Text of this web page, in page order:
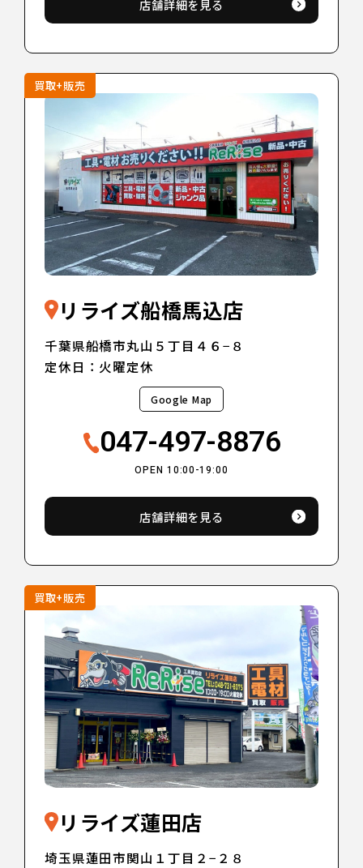
店舗詳細を見る
買取+販売
リライズ船橋馬込店
千葉県船橋市丸山５丁目４６−８
定休日：火曜定休
Google Map
047-497-8876
OPEN 10:00-19:00
店舗詳細を見る
買取+販売
リライズ蓮田店
埼玉県蓮田市関山１丁目２−２８